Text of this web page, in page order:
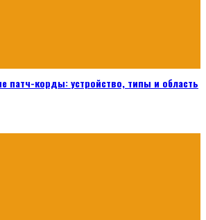
патч-корды: устройство, типы и область